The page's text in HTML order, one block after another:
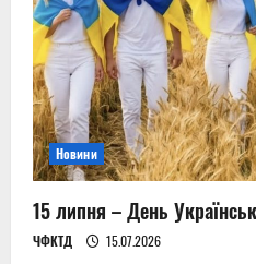
Новини
15 липня – День
ЧФКТД 15.07.2026